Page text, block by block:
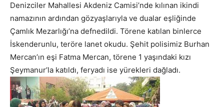
Denizciler Mahallesi Akdeniz Camisi’nde kılınan ikindi
namazının ardından gözyaşlarıyla ve dualar eşliğinde
Çamlık Mezarlığı’na defnedildi. Törene katılan binlerce
İskenderunlu, teröre lanet okudu. Şehit polisimiz Burhan
Mercan’ın eşi Fatma Mercan, törene 1 yaşındaki kızı
Şeymanur’la katıldı, feryadı ise yürekleri dağladı.